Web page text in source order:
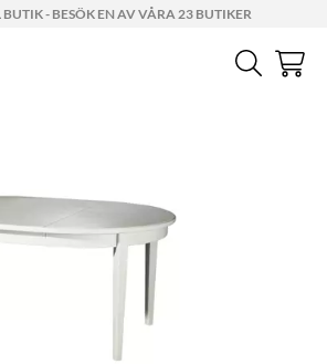
BUTIK - BESÖK EN AV VÅRA 23 BUTIKER